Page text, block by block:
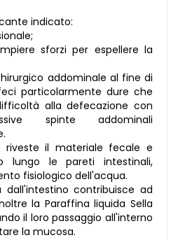
indicato:
sforzi per espellere la
addominale al fine di
particolarmente dure che
alla defecazione con
spinte addominali
riveste il materiale fecale e
lungo le pareti intestinali,
fisiologico dell'acqua.
dall'intestino contribuisce ad
la Paraffina liquida Sella
il loro passaggio all'interno
la mucosa.